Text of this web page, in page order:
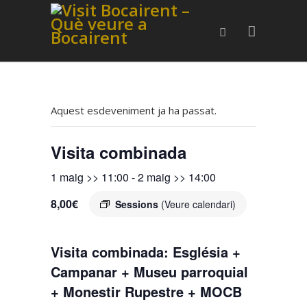
Aquest esdeveniment ja ha passat.
Visita combinada
1 maig >> 11:00 -2 maig >> 14:00
Sessions (Veure calendari)
8,00€
Visita combinada: Església +
Campanar + Museu parroquial
+ Monestir Rupestre + MOCB